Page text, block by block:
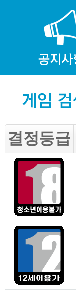
결정등급